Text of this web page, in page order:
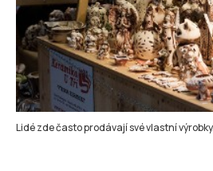
Lidé zde často prodávají své vlastní